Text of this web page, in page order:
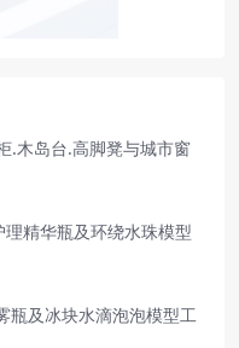
.木岛台.高脚凳与城市窗
理精华瓶及环绕水珠模型
瓶及冰块水滴泡泡模型工